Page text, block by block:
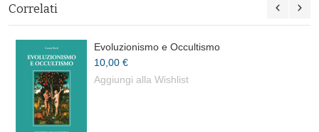
Correlati
Evoluzionismo e Occultismo
10,00 €
Aggiungi alla Wishlist